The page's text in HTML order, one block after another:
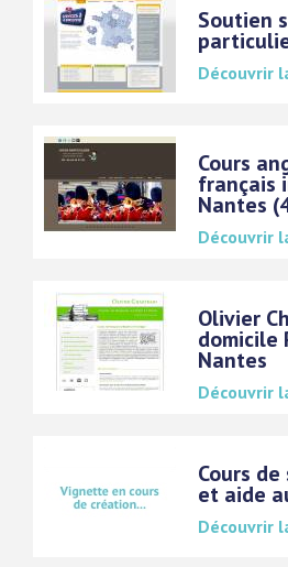
Soutien
Découvrir
Cours
français
Nantes
Découvrir
Olivier
domicile
Nantes
Découvrir
Cours
et aide
Découvrir